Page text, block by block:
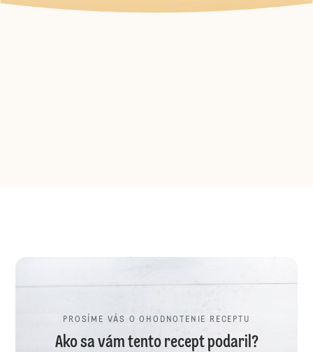
PROSÍME VÁS O OHODNOTENIE RECEPTU
Ako sa vám tento recept podaril?